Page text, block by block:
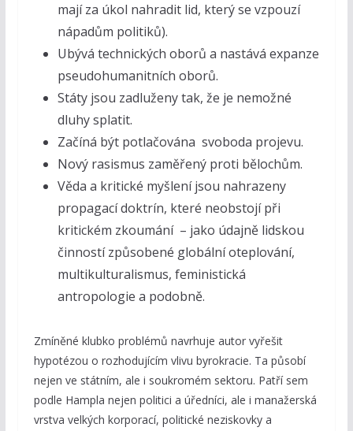
mají za úkol nahradit lid, který se vzpouzí
nápadům politiků).
Ubývá technických oborů a nastává expanze
pseudohumanitních oborů.
Státy jsou zadluženy tak, že je nemožné
dluhy splatit.
Začíná být potlačována svoboda projevu.
Nový rasismus zaměřený proti bělochům.
Věda a kritické myšlení jsou nahrazeny
propagací doktrín, které neobstojí při
kritickém zkoumání – jako údajně lidskou
činností způsobené globální oteplování,
multikulturalismus, feministická
antropologie a podobně.
Zmíněné klubko problémů navrhuje autor vyřešit
hypotézou o rozhodujícím vlivu byrokracie. Ta působí
nejen ve státním, ale i soukromém sektoru. Patří sem
podle Hampla nejen politici a úředníci, ale i manažerská
vrstva velkých korporací, politické neziskovky a